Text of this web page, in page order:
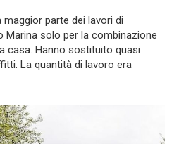
parte dei lavori di
solo per la combinazione
casa. Hanno sostituito quasi
La quantità di lavoro era